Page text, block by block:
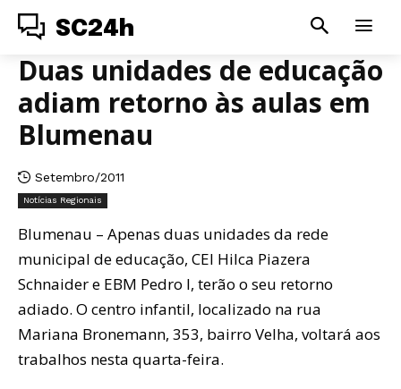
SC24h
Duas unidades de educação
adiam retorno às aulas em
Blumenau
Setembro/2011
Notícias Regionais
Blumenau – Apenas duas unidades da rede
municipal de educação, CEI Hilca Piazera
Schnaider e EBM Pedro I, terão o seu retorno
adiado. O centro infantil, localizado na rua
Mariana Bronemann, 353, bairro Velha, voltará aos
trabalhos nesta quarta-feira.